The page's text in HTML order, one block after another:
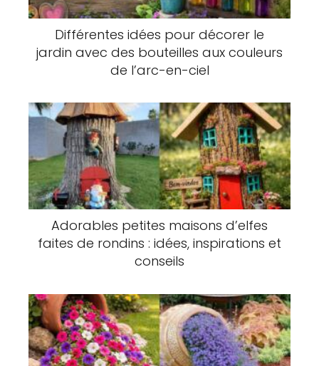
Différentes idées pour décorer le
jardin avec des bouteilles aux couleurs
de l’arc-en-ciel
Adorables petites maisons d’elfes
faites de rondins : idées, inspirations et
conseils